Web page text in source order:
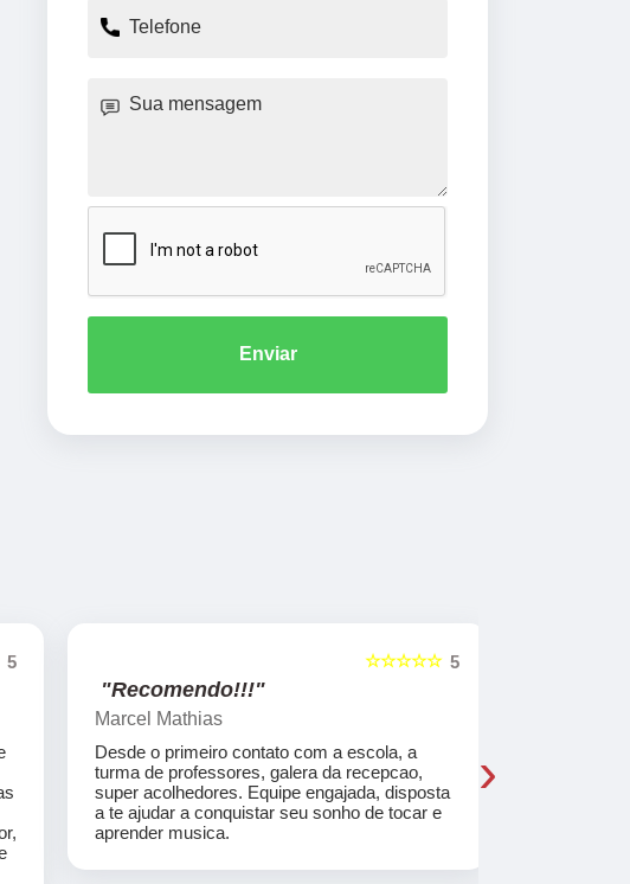
Enviar
5 5
☆☆☆☆☆
"Recomendo!!!"
Marcel Mathias
Desde o primeiro contato com a escola, a
turma de professores, galera da recepcao,
super acolhedores. Equipe engajada, disposta
a te ajudar a conquistar seu sonho de tocar e
aprender musica.
›